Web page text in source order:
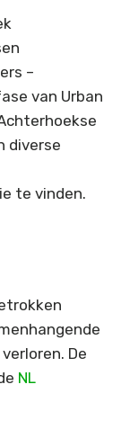
–
van Urban
diverse
te vinden.
De
NL